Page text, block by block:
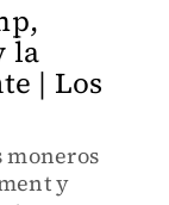
la
| Los
moneros
y